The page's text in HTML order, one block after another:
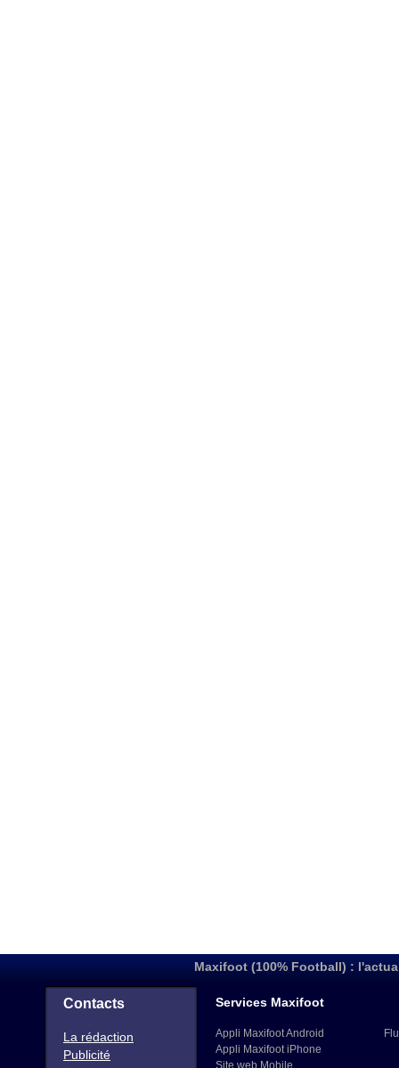
Maxifoot (100% Football) :
Contacts
La rédaction
Publicité
Services Maxifoot
Appli Maxifoot Android
Appli Maxifoot iPhone
Site web Mobile